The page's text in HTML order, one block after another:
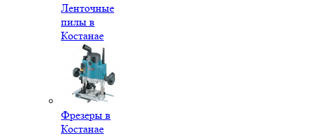
Ленточные
пилы в
Костанае
Фрезеры в
Костанае